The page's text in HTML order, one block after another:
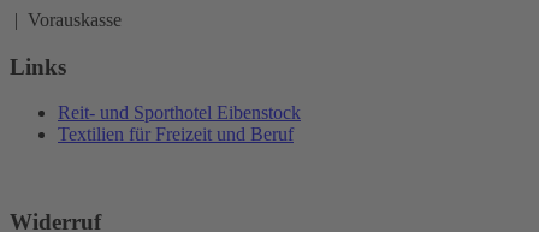
| Vorauskasse
Links
Reit- und Sporthotel Eibenstock
Textilien für Freizeit und Beruf
Widerruf